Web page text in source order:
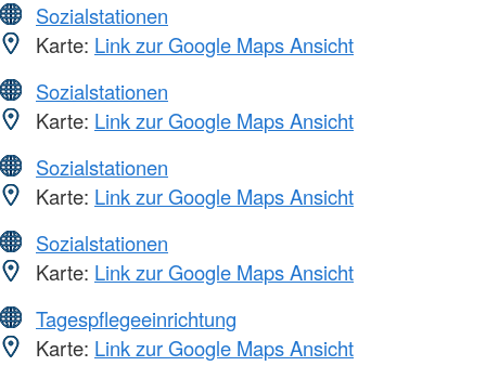
Sozialstationen
Karte: Link zur Google Maps Ansicht
Sozialstationen
Karte: Link zur Google Maps Ansicht
Sozialstationen
Karte: Link zur Google Maps Ansicht
Sozialstationen
Karte: Link zur Google Maps Ansicht
Tagespflegeeinrichtung
Karte: Link zur Google Maps Ansicht